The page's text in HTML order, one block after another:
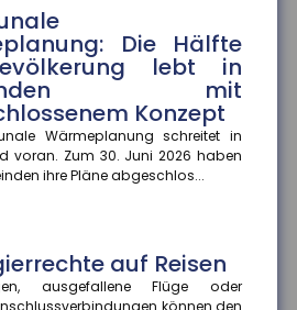
Die Hälfte
lebt in
mit
Konzept
Wärmeplanung schreitet in
voran. Zum 30. Juni 2026 haben
ihre Pläne abgeschlos...
auf Reisen
ausgefallene Flüge oder
können den
für KI-
Inhalte
2026 müssen Unternehmen in
generierte Inhalte wie Videos, Audios,
als...
Ganztagsbetreuung
2026 haben Erstklässler einen
Anspruch auf Ganztagsbetreuung.
au...